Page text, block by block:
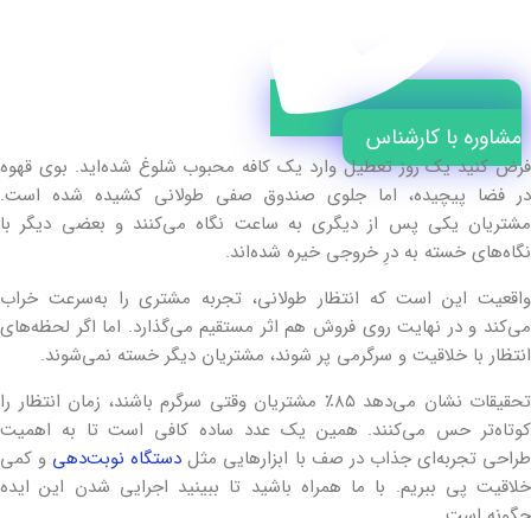
مشاوره با کارشناس
فرض کنید یک روز تعطیل وارد یک کافه محبوب شلوغ شده‌اید. بوی قهوه
در فضا پیچیده، اما جلوی صندوق صفی طولانی کشیده شده است.
مشتریان یکی پس از دیگری به ساعت نگاه می‌کنند و بعضی دیگر با
نگاه‌های خسته به درِ خروجی خیره شده‌اند.
واقعیت این است که انتظار طولانی، تجربه مشتری را به‌سرعت خراب
می‌کند و در نهایت روی فروش هم اثر مستقیم می‌گذارد. اما اگر لحظه‌های
انتظار با خلاقیت و سرگرمی پر شوند، مشتریان دیگر خسته نمی‌شوند.
تحقیقات نشان می‌دهد ۸۵٪ مشتریان وقتی سرگرم باشند، زمان انتظار را
کوتاه‌تر حس می‌کنند. همین یک عدد ساده کافی است تا به اهمیت
طراحی تجربه‌ای جذاب در صف با ابزارهایی مثل دستگاه نوبت‌دهی و کمی
خلاقیت پی ببریم. با ما همراه باشید تا ببینید اجرایی شدن این ایده